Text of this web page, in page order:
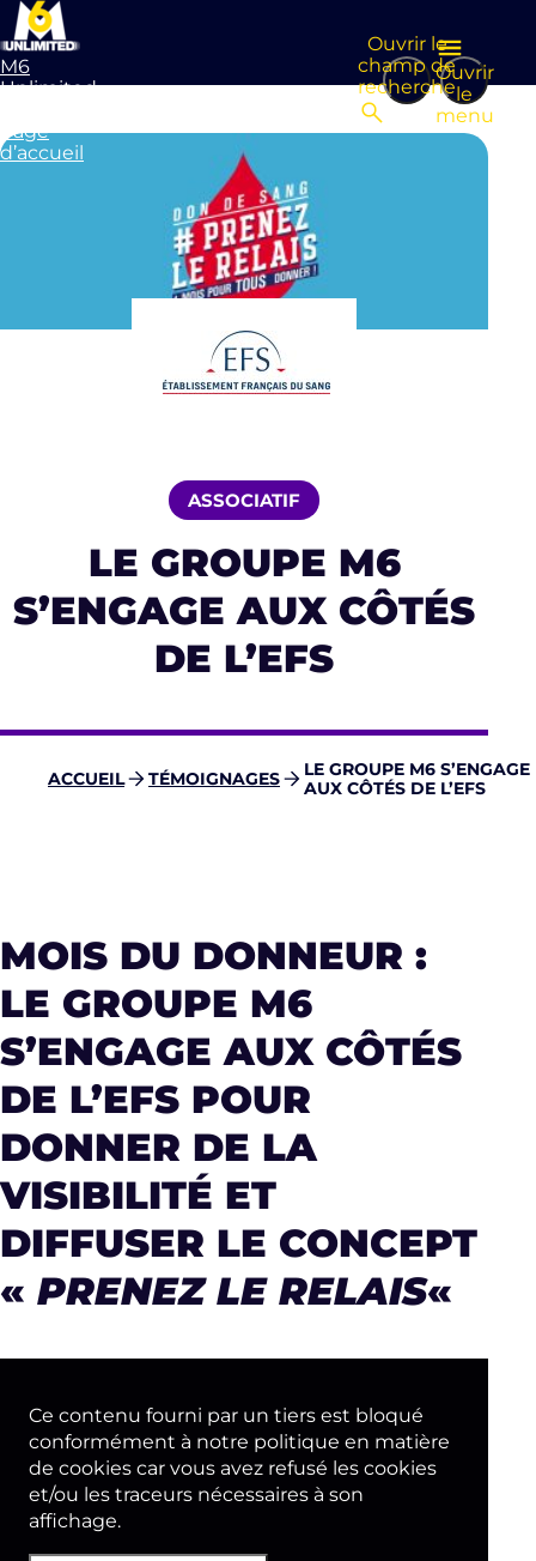
M6
Unlimited
page
d’accueil
Ouvrir
le
menu
Ouvrir le
champ de
recherche
ASSOCIATIF
LE GROUPE M6
S’ENGAGE AUX CÔTÉS
DE L’EFS
ACCUEIL TÉMOIGNAGES
LE GROUPE M6 S’ENGAGE
AUX CÔTÉS DE L’EFS
Ce contenu fourni par un tiers est bloqué
conformément à notre politique en matière
de cookies car vous avez refusé les cookies
et/ou les traceurs nécessaires à son
affichage.
MOIS DU DONNEUR :
LE GROUPE M6
S’ENGAGE AUX CÔTÉS
DE L’EFS POUR
DONNER DE LA
VISIBILITÉ ET
DIFFUSER LE CONCEPT
« PRENEZ LE RELAIS«